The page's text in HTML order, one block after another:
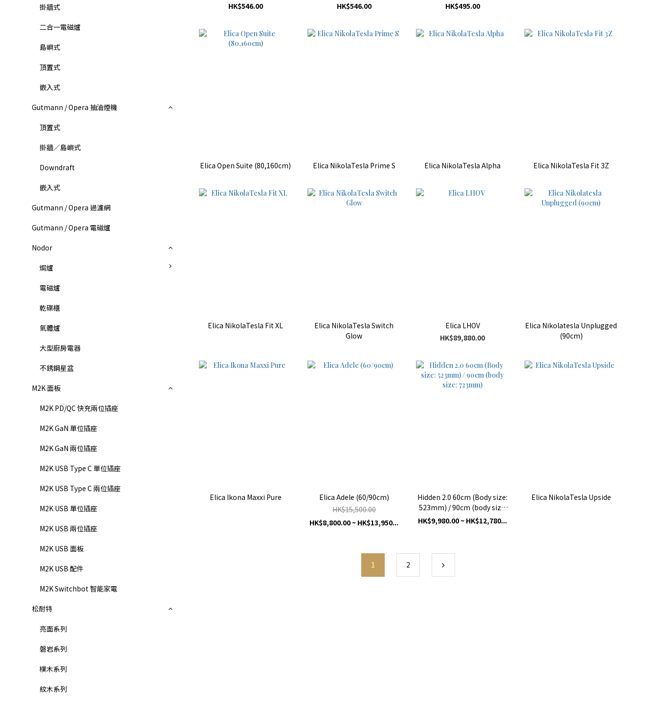
掛牆式
二合一電磁爐
島嶼式
頂置式
嵌入式
Gutmann / Opera 抽油煙機
頂置式
掛牆／島嶼式
Downdraft
嵌入式
Gutmann / Opera 過濾網
Gutmann / Opera 電磁爐
Nodor
焗爐
電磁爐
乾碟櫃
氣體爐
大型廚房電器
不銹鋼星盆
M2K 面板
M2K PD/QC 快充兩位插座
M2K GaN 單位插座
M2K GaN 兩位插座
M2K USB Type C 單位插座
M2K USB Type C 兩位插座
M2K USB 單位插座
M2K USB 兩位插座
M2K USB 面板
M2K USB 配件
M2K Switchbot 智能家電
松耐特
亮面系列
磐岩系列
樸木系列
紋木系列
HK$546.00
HK$546.00
HK$495.00
Elica Open Suite (80,160cm) Elica NikolaTesla Prime S Elica NikolaTesla Alpha Elica NikolaTesla Fit 3Z
Elica NikolaTesla Fit XL
Elica NikolaTesla Switch
Glow
Elica LHOV
HK$89,880.00
Elica Nikolatesla Unplugged
(90cm)
Elica Ikona Maxxi Pure
Elica Adele (60/90cm)
HK$15,500.00
HK$8,800.00 ~ HK$13,950...
Hidden 2.0 60cm (Body size:
523mm) / 90cm (body size:
723mm)
HK$9,980.00 ~ HK$12,780...
Elica NikolaTesla Upside
1 2